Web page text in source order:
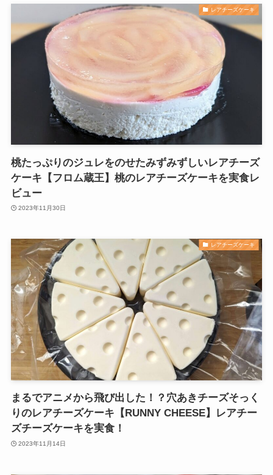
レアチーズケーキ
桃たっぷりのジュレをのせたみずみずしいレアチーズ
ケーキ【フロム蔵王】桃のレアチーズケーキを実食レ
ビュー
2023年11月30日
レアチーズケーキ
まるでアニメから飛び出した！？穴あきチーズそっく
りのレアチーズケーキ【RUNNY CHEESE】レアチー
ズチーズケーキを実食！
2023年11月14日